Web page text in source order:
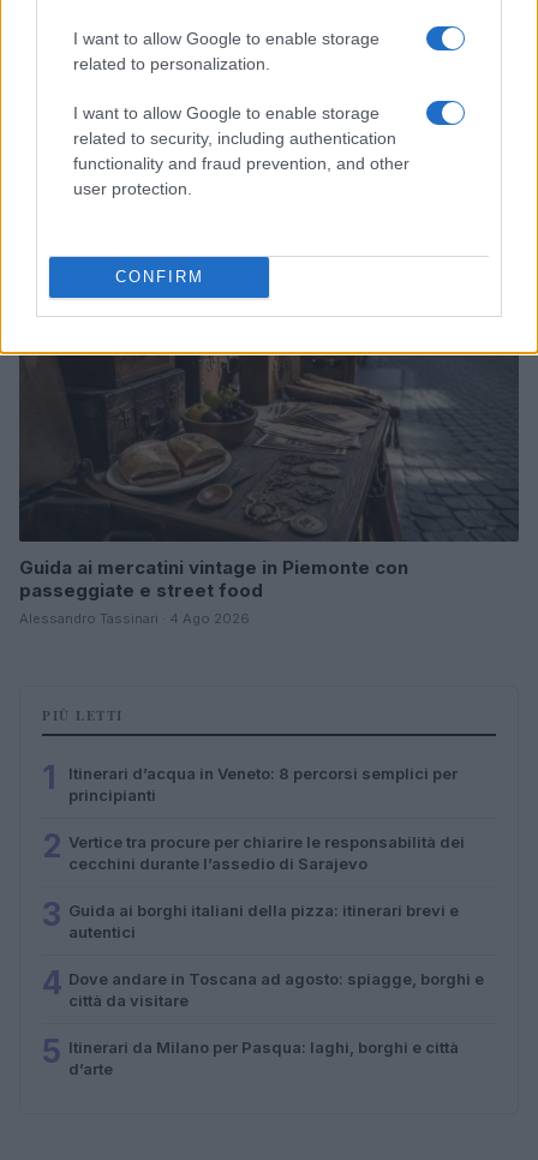
I want to allow Google to enable storage
related to personalization.
I want to allow Google to enable storage
related to security, including authentication
functionality and fraud prevention, and other
user protection.
CONFIRM
Dalla gloria di Coppi al declino attuale: l’allarme per il
ciclismo italiano
Beatrice Beretta · 4 Ago 2026
Guida ai mercatini vintage in Piemonte con
passeggiate e street food
Alessandro Tassinari · 4 Ago 2026
PIÙ LETTI
1
Itinerari d’acqua in Veneto: 8 percorsi semplici per
principianti
2 Vertice tra procure per chiarire le responsabilità dei
cecchini durante l’assedio di Sarajevo
3 Guida ai borghi italiani della pizza: itinerari brevi e
autentici
4 Dove andare in Toscana ad agosto: spiagge, borghi e
città da visitare
5 Itinerari da Milano per Pasqua: laghi, borghi e città
d’arte